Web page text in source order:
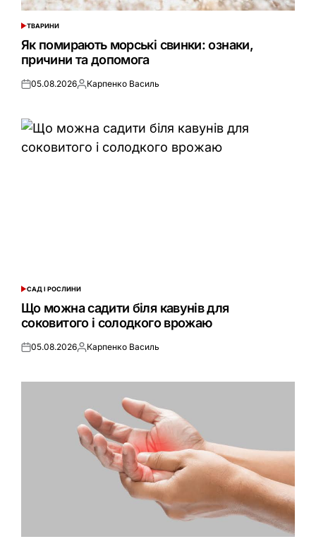
ОПУБЛІКУВАТИ
ТВАРИНИ
Як помирають морські свинки: ознаки,
причини та допомога
Оприлюднено
05.08.2026Опубліковано
Карпенко Василь
ОПУБЛІКУВАТИ
У
САД І РОСЛИНИ
Що можна садити біля кавунів для
соковитого і солодкого врожаю
Оприлюднено
05.08.2026Опубліковано
Карпенко Василь